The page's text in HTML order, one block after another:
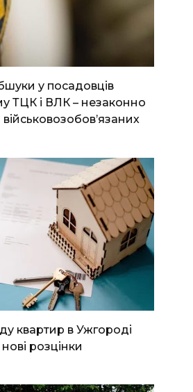
у посадовців
ТЦК і ВЛК – незаконно
квартир в Ужгороді
розцінки